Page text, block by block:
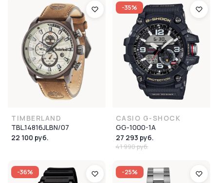
TIMBERLAND
TBL.14816JLBN/07
22 100 руб.
-35%
CASIO G-SHOCK
GG-1000-1A
27 293 руб.
41 990 руб.
-36% -25%